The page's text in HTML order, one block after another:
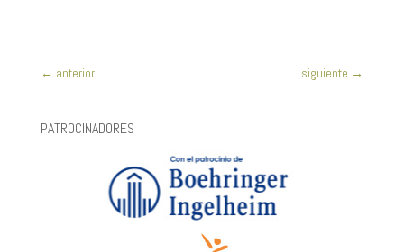
← anterior siguiente →
PATROCINADORES